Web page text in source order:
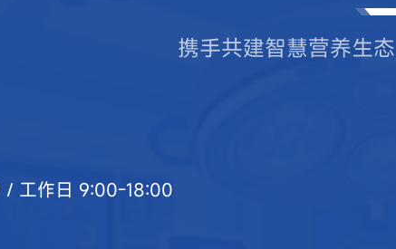
携手共建智慧营养生
工作日 9:00-18:00